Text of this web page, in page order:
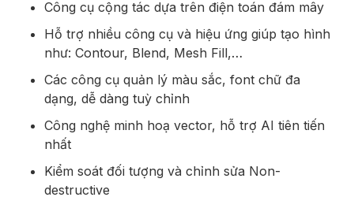
Công cụ cộng tác dựa trên điện toán đám mây
Hỗ trợ nhiều công cụ và hiệu ứng giúp tạo hình
như: Contour, Blend, Mesh Fill,…
Các công cụ quản lý màu sắc, font chữ đa
dạng, dễ dàng tuỳ chỉnh
Công nghệ minh hoạ vector, hỗ trợ AI tiên tiến
nhất
Kiểm soát đối tượng và chỉnh sửa Non-
destructive